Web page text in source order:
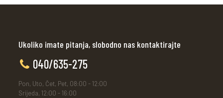
Ukoliko imate pitanja, slobodno nas kontaktirajte
040/635-275
Pon, Uto, Čet, Pet, 08:00 - 12:00
Srijeda, 12:00 - 16:00